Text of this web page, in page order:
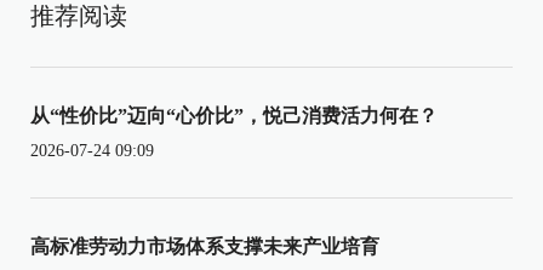
推荐阅读
从“性价比”迈向“心价比”，悦己消费活力何在？
2026-07-24 09:09
高标准劳动力市场体系支撑未来产业培育